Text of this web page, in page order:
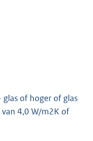
glas of hoger of glas
4,0 W/m2K of